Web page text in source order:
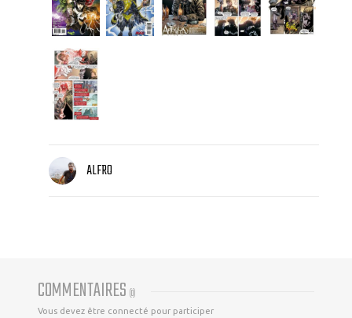
ALFRO
COMMENTAIRES (0)
Vous devez être connecté pour participer